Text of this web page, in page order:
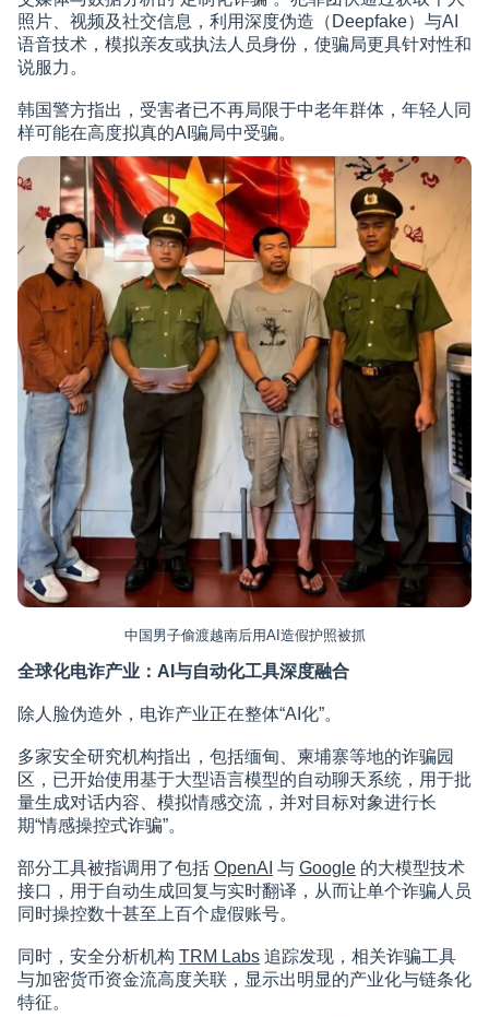
照片、视频及社交信息，利用深度伪造（Deepfake）与AI
语音技术，模拟亲友或执法人员身份，使骗局更具针对性和
说服力。
韩国警方指出，受害者已不再局限于中老年群体，年轻人同
样可能在高度拟真的AI骗局中受骗。
中国男子偷渡越南后用AI造假护照被抓
全球化电诈产业：AI与自动化工具深度融合
除人脸伪造外，电诈产业正在整体“AI化”。
多家安全研究机构指出，包括缅甸、柬埔寨等地的诈骗园
区，已开始使用基于大型语言模型的自动聊天系统，用于批
量生成对话内容、模拟情感交流，并对目标对象进行长
期“情感操控式诈骗”。
部分工具被指调用了包括 OpenAI 与 Google 的大模型技术
接口，用于自动生成回复与实时翻译，从而让单个诈骗人员
同时操控数十甚至上百个虚假账号。
同时，安全分析机构 TRM Labs 追踪发现，相关诈骗工具
与加密货币资金流高度关联，显示出明显的产业化与链条化
特征。